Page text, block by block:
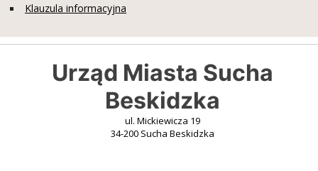
Klauzula informacyjna
Urząd Miasta Sucha
Beskidzka
ul. Mickiewicza 19
34-200 Sucha Beskidzka